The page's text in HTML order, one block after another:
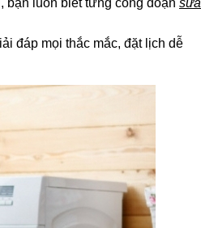
đáp mọi thắc mắc, đặt lịch dễ